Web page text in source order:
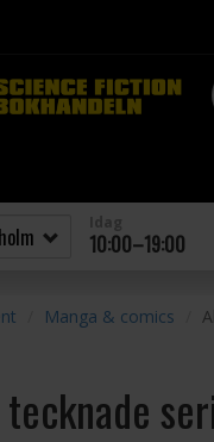
10:00–19:00
Manga & comics